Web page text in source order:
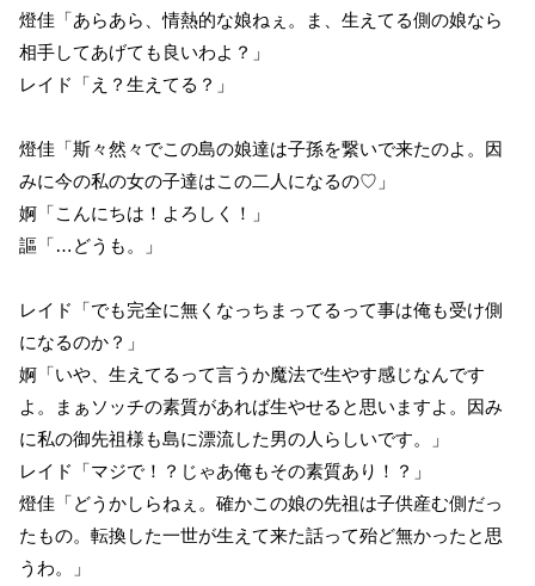
燈佳「あらあら、情熱的な娘ねぇ。ま、生えてる側の娘なら
相手してあげても良いわよ？」
レイド「え？生えてる？」
燈佳「斯々然々でこの島の娘達は子孫を繋いで来たのよ。因
みに今の私の女の子達はこの二人になるの♡」
婀「こんにちは！よろしく！」
謳「…どうも。」
レイド「でも完全に無くなっちまってるって事は俺も受け側
になるのか？」
婀「いや、生えてるって言うか魔法で生やす感じなんです
よ。まぁソッチの素質があれば生やせると思いますよ。因み
に私の御先祖様も島に漂流した男の人らしいです。」
レイド「マジで！？じゃあ俺もその素質あり！？」
燈佳「どうかしらねぇ。確かこの娘の先祖は子供産む側だっ
たもの。転換した一世が生えて来た話って殆ど無かったと思
うわ。」